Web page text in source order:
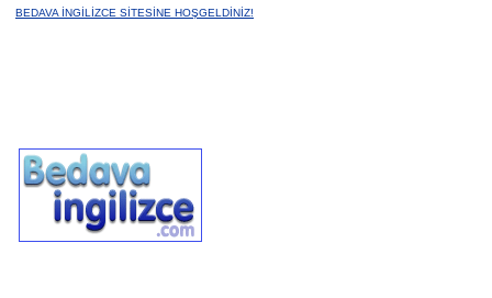
BEDAVA İNGİLİZCE SİTESİNE HOŞGELDİNİZ!